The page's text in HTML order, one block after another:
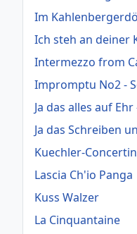
Im
Ich steh an deiner
Intermezzo from
Impromptu No2 -
Ja das alles auf
Ja das Schreiben
Kuechler-
Lascia Ch'io Panga
Kuss Walzer
La Cinquantaine